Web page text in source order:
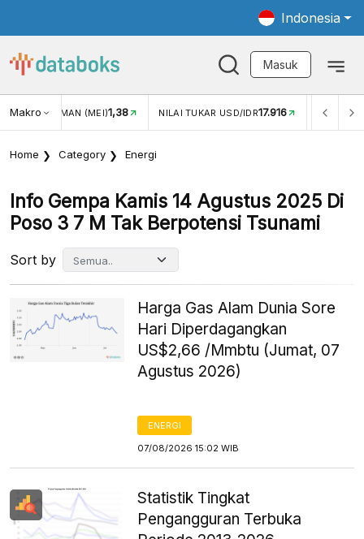
Indonesia
Masuk
MakroWISMAN (MEI)1,38 NILAI TUKAR USD/IDR17.916 INFLASI
Home Category Energi
Info Gempa Kamis 14 Agustus 2025 Di
Poso 3 7 M Tak Berpotensi Tsunami
Sort by
Harga Gas Alam Dunia Sore
Hari Diperdagangkan
US$2,66 /Mmbtu (Jumat, 07
Agustus 2026)
ENERGI
07/08/2026 15:02 WIB
Statistik Tingkat
Pengangguran Terbuka